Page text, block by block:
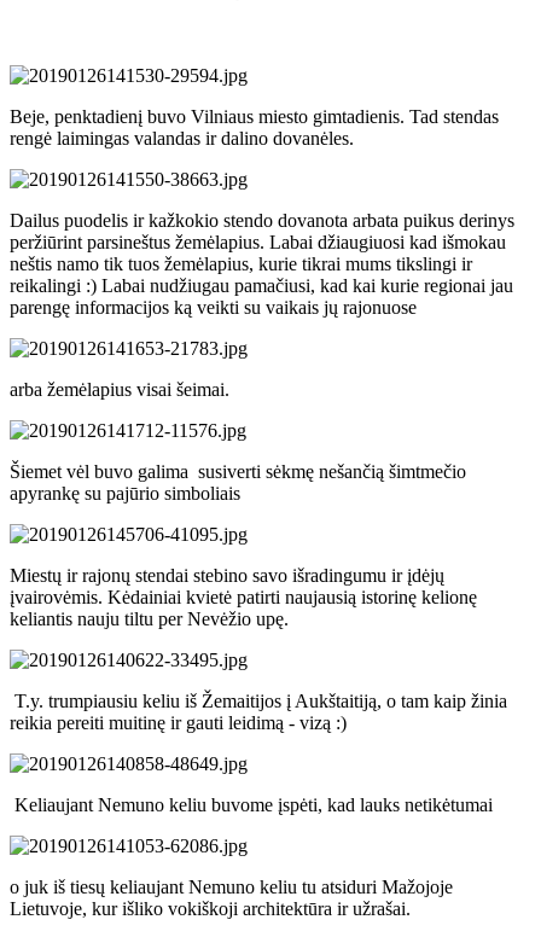
Beje, penktadienį buvo Vilniaus miesto gimtadienis. Tad stendas
rengė laimingas valandas ir dalino dovanėles.
Dailus puodelis ir kažkokio stendo dovanota arbata puikus derinys
peržiūrint parsineštus žemėlapius. Labai džiaugiuosi kad išmokau
neštis namo tik tuos žemėlapius, kurie tikrai mums tikslingi ir
reikalingi :) Labai nudžiugau pamačiusi, kad kai kurie regionai jau
parengę informacijos ką veikti su vaikais jų rajonuose
arba žemėlapius visai šeimai.
Šiemet vėl buvo galima susiverti sėkmę nešančią šimtmečio
apyrankę su pajūrio simboliais
Miestų ir rajonų stendai stebino savo išradingumu ir įdėjų
įvairovėmis. Kėdainiai kvietė patirti naujausią istorinę kelionę
keliantis nauju tiltu per Nevėžio upę.
T.y. trumpiausiu keliu iš Žemaitijos į Aukštaitiją, o tam kaip žinia
reikia pereiti muitinę ir gauti leidimą - vizą :)
Keliaujant Nemuno keliu buvome įspėti, kad lauks netikėtumai
o juk iš tiesų keliaujant Nemuno keliu tu atsiduri Mažojoje
Lietuvoje, kur išliko vokiškoji architektūra ir užrašai.